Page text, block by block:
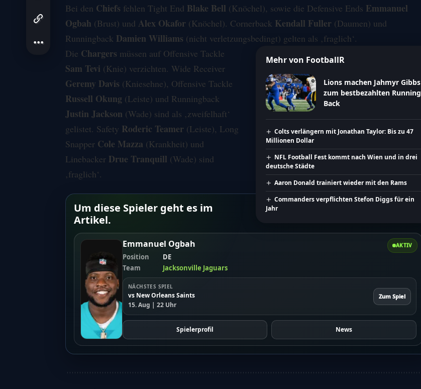
Bei den Chiefs fehlen Tight End Blake Bell (Knöchel), sowie die Defensive Ends Emmanuel
Ogbah (Brust) und Alex Okafor (Knöchel). Cornerback Kendall Fuller (Daumen) und
Runningback Damien Williams (nicht verletzungsbedingt) gelten als ‚fraglich‘.
Mehr von FootballR
Lions machen Jahmyr Gibbs
zum bestbezahlten Running
Back
Colts verlängern mit Jonathan Taylor: Bis zu 47
Millionen Dollar
NFL Football Fest kommt nach Wien und in drei
deutsche Städte
Aaron Donald trainiert wieder mit den Rams
Commanders verpflichten Stefon Diggs für ein
Jahr
Die Chargers müssen auf Offensive Tackle
Sam Tevi (Knie) verzichten. Wide Receiver
Geremy Davis (Kniesehne), Offensive Tackle
Russell Okung (Leiste) und Runningback
Justin Jackson (Wade) sind als ‚zweifelhaft‘
gelistet. Safety Roderic Teamer (Leiste), Long
Snapper Cole Mazza (Krankheit) und
Linebacker Drue Tranquill (Wade) sind
‚fraglich‘.
Um diese Spieler geht es im
Artikel.
AKTIV
Emmanuel Ogbah
Position
DE
Team
Jacksonville Jaguars
NÄCHSTES SPIEL
vs New Orleans Saints
15. Aug | 22 Uhr
Zum Spiel
Spielerprofil News